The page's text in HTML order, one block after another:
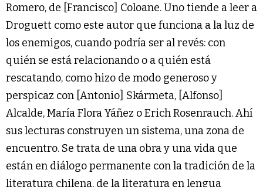
Romero, de [Francisco] Coloane. Uno tiende a leer a
Droguett como este autor que funciona a la luz de
los enemigos, cuando podría ser al revés: con
quién se está relacionando o a quién está
rescatando, como hizo de modo generoso y
perspicaz con [Antonio] Skármeta, [Alfonso]
Alcalde, María Flora Yáñez o Erich Rosenrauch. Ahí
sus lecturas construyen un sistema, una zona de
encuentro. Se trata de una obra y una vida que
están en diálogo permanente con la tradición de la
literatura chilena, de la literatura en lengua